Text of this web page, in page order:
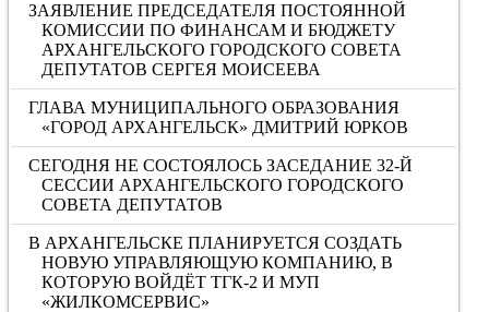
ЗАЯВЛЕНИЕ ПРЕДСЕДАТЕЛЯ ПОСТОЯННОЙ
КОМИССИИ ПО ФИНАНСАМ И БЮДЖЕТУ
АРХАНГЕЛЬСКОГО ГОРОДСКОГО СОВЕТА
ДЕПУТАТОВ СЕРГЕЯ МОИСЕЕВА
ГЛАВА МУНИЦИПАЛЬНОГО ОБРАЗОВАНИЯ
«ГОРОД АРХАНГЕЛЬСК» ДМИТРИЙ ЮРКОВ
СЕГОДНЯ НЕ СОСТОЯЛОСЬ ЗАСЕДАНИЕ 32-Й
СЕССИИ АРХАНГЕЛЬСКОГО ГОРОДСКОГО
СОВЕТА ДЕПУТАТОВ
В АРХАНГЕЛЬСКЕ ПЛАНИРУЕТСЯ СОЗДАТЬ
НОВУЮ УПРАВЛЯЮЩУЮ КОМПАНИЮ, В
КОТОРУЮ ВОЙДЁТ ТГК-2 И МУП
«ЖИЛКОМСЕРВИС»